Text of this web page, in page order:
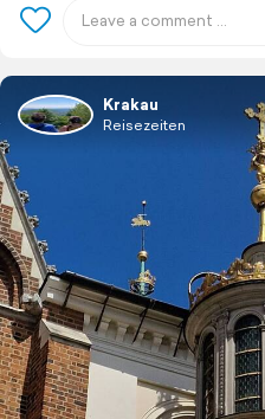
Krakau
Reisezeiten